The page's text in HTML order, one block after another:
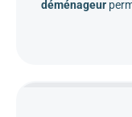
déménageur